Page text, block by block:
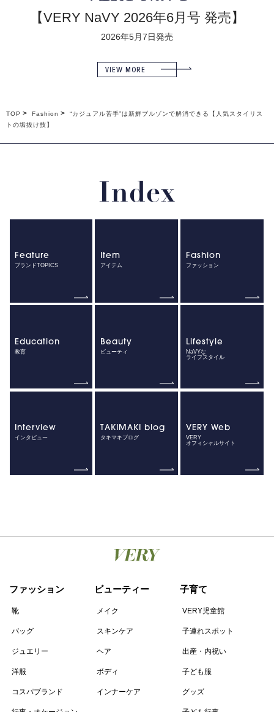
【VERY NaVY 2026年6月号 発売】
2026年5月7日発売
VIEW MORE
TOP Fashion
“カジュアル苦手”は新鮮ブルゾンで解消できる【人気スタイリス
トの垢抜け技】
Index
Feature
ブランドTOPICS
Item
アイテム
Fashion
ファッション
Education
教育
Beauty
ビューティ
Lifestyle
NaVYな
ライフスタイル
Interview
インタビュー
TAKIMAKI blog
タキマキブログ
VERY Web
VERY
オフィシャルサイト
ファッション
靴
バッグ
ジュエリー
洋服
コスパブランド
ビューティー
メイク
スキンケア
ヘア
ボディ
インナーケア
子育て
VERY児童館
子連れスポット
出産・内祝い
子ども服
グッズ